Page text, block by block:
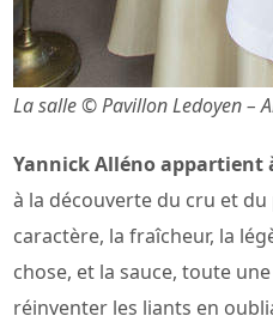
La salle © Pavillon Ledoyen –
Yannick Alléno appartient
à la découverte du cru et
caractère, la fraîcheur, la
chose, et la sauce, toute
réinventer les liants en